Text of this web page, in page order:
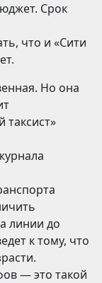
Срок
что и «Сити
Но она
таксист»
линии до
к тому, что
— это такой